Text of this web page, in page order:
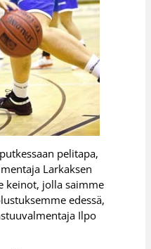
pelitapa,
Larkaksen
keinot, jolla saimme
edessä,
Ilpo